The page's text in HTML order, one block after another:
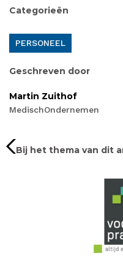
Categorieën
PERSONEEL
Geschreven door
Martin Zuithof
MedischOndernemen
Bij het thema van dit